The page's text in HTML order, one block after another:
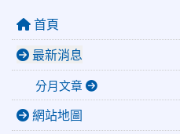
首頁
最新消息
分月文章
網站地圖